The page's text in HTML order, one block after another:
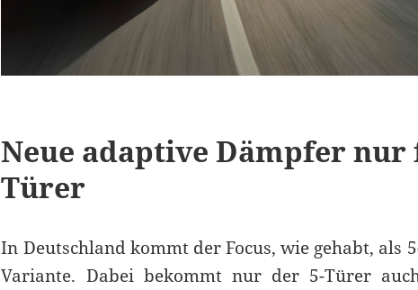
Neue adaptive Dämpfer nur
Türer
In Deutschland kommt der Focus, wie gehabt, als
Variante. Dabei bekommt nur der 5-Türer